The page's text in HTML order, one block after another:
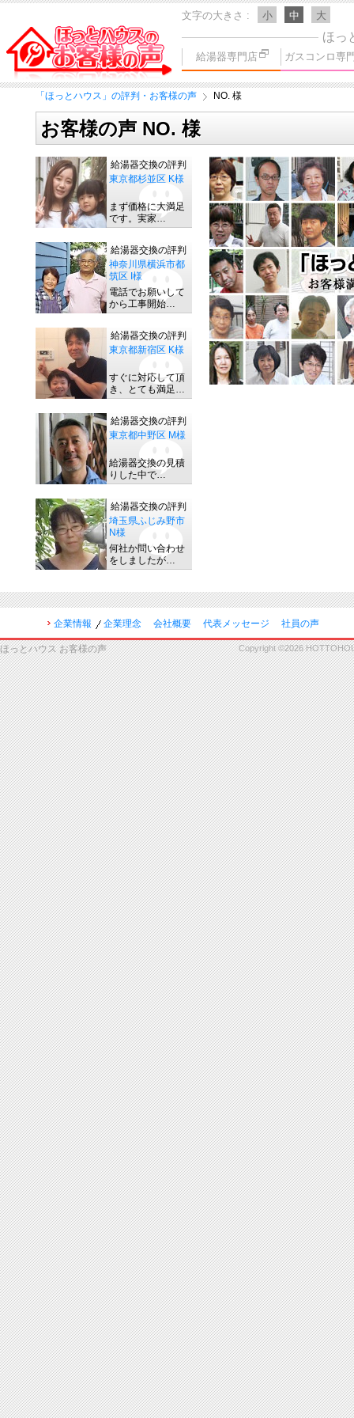
文字の大きさ 小 中 大
ほっ
給湯器専門店 ガスコンロ専
「ほっとハウス」の評判・お客様の声 NO. 様
お客様の声 NO. 様
給湯器交換の評判
東京都杉並区 K様
まず価格に大満足
です。実家…
給湯器交換の評判
神奈川県横浜市都
筑区 I様
電話でお願いして
から工事開始…
給湯器交換の評判
東京都新宿区 K様
すぐに対応して頂
き、とても満足…
給湯器交換の評判
東京都中野区 M様
給湯器交換の見積
りした中で…
給湯器交換の評判
埼玉県ふじみ野市
N様
何社か問い合わせ
をしましたが…
企業情報 企業理念 会社概要 代表メッセージ 社員の声
ほっとハウス お客様の声 Copyright ©2026